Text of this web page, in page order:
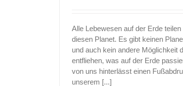
Alle Lebewesen auf der Erde
diesen Planet. Es gibt keinen
und auch kein andere Möglichkeit
entfliehen, was auf der Erde
von uns hinterlässt einen
unserem [...]